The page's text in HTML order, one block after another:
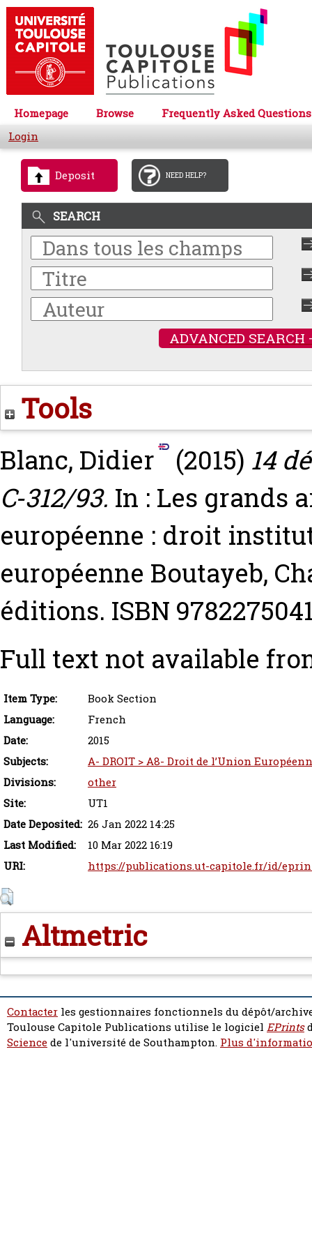
Homepage Browse
Frequently Asked Questions
Login
Deposit NEED HELP?
SEARCH
ADVANCED SEARCH
Tools
Blanc, Didier (2015) 14
C‐312/93. In : Les grands
européenne : droit
européenne Boutayeb,
éditions. ISBN
Full text not available
Item Type:
Book Section
Language:
French
Date:
2015
Subjects:
A- DROIT > A8- Droit de l’Union
Divisions:
other
Site:
UT1
Date Deposited: 26 Jan 2022 14:25
Last Modified:
10 Mar 2022 16:19
URI:
https://publications.ut-capitole.fr/id/
Altmetric
Contacter les gestionnaires fonctionnels du dépôt/
Toulouse Capitole Publications utilise le logiciel EPrints
Sciencede l'université de Southampton. Plus